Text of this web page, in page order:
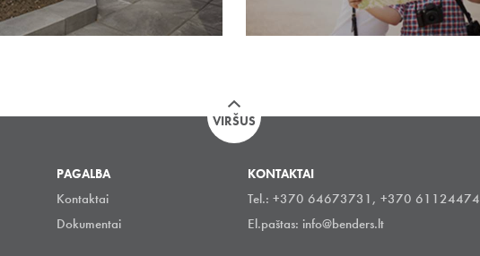
VIRŠUS
PAGALBA
Kontaktai
Dokumentai
KONTAKTAI
Tel.: +370 64673731, +370 61124474
El.paštas: info@benders.lt